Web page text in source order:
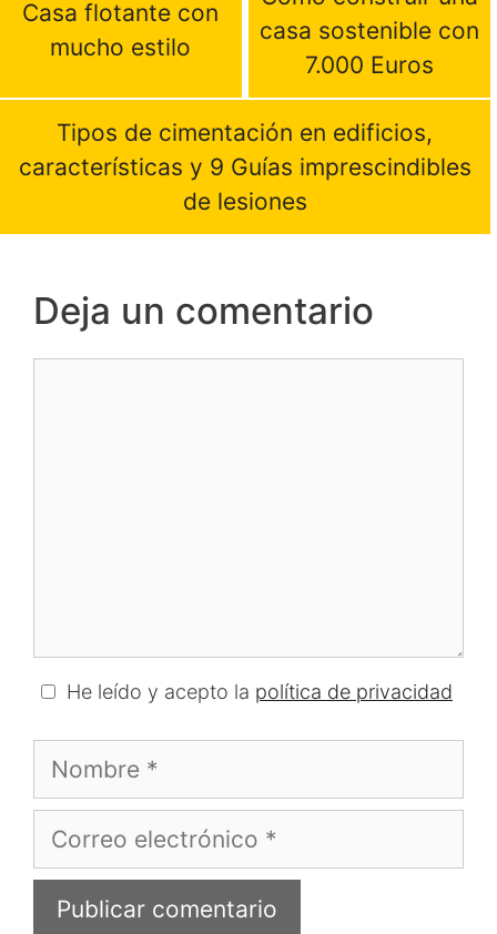
Casa flotante con
mucho estilo
casa sostenible con
7.000 Euros
Tipos de cimentación en edificios,
características y 9 Guías imprescindibles
de lesiones
Deja un comentario
He leído y acepto la política de privacidad
electrónico